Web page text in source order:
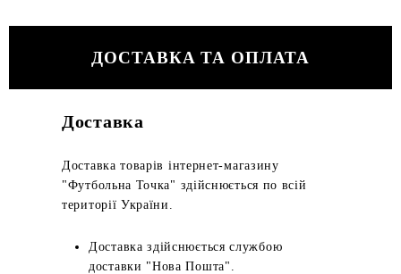
ДОСТАВКА ТА ОПЛАТА
Доставка
Доставка товарів інтернет-магазину
"Футбольна Точка" здійснюється по всій
території України.
Доставка здійснюється службою
доставки "Нова Пошта".